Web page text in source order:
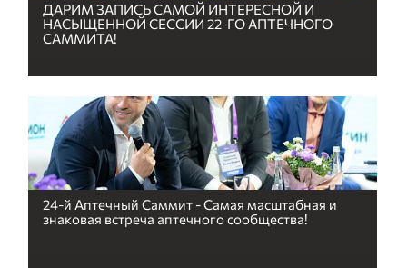
ДАРИМ ЗАПИСЬ САМОЙ ИНТЕРЕСНОЙ И
НАСЫЩЕННОЙ СЕССИИ 22-ГО АПТЕЧНОГО
САММИТА!
24-й Аптечный Саммит - Самая масштабная и
знаковая встреча аптечного сообщества!